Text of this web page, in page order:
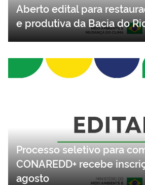
Aberto edital para
e produtiva da Bacia do
Processo seletivo para
CONAREDD+ recebe
agosto